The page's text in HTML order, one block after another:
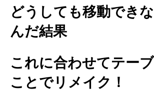
どうしても移動でき
んだ結果
これに合わせてテー
ことでリメイク！